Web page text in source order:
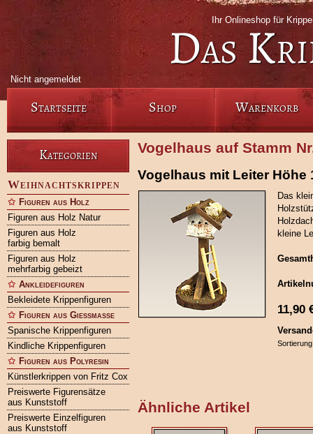
Ihr Onlineshop für
Das
Nicht angemeldet
Startseite Shop Warenkorb
Kategorien
Weihnachtskrippen
Figuren aus Holz
Figuren aus Holz Natur
Figuren aus Holz
farbig bemalt
Figuren aus Holz
mehrfarbig gebeizt
Ankleidefiguren
Bekleidete Krippenfiguren
Figuren aus Gießmasse
Spanische Krippenfiguren
Kindliche Krippenfiguren
Figuren aus Polyresin
Künstlerkrippen von Fritz Cox
Preiswerte Figurensätze
aus Kunststoff
Preiswerte Einzelfiguren
aus Kunststoff
Vogelhaus auf Stamm
Vogelhaus mit Leiter Höhe
Das
kleine
11,90
Ähnliche Artikel